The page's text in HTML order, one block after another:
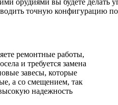
точную конфигурацию
ремонтные работы,
и требуется замена
завесы, которые
а со смещением, так
надежность